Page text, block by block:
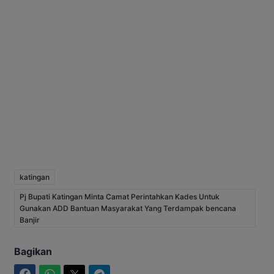
katingan
Pj Bupati Katingan Minta Camat Perintahkan Kades Untuk
Gunakan ADD Bantuan Masyarakat Yang Terdampak bencana
Banjir
Bagikan